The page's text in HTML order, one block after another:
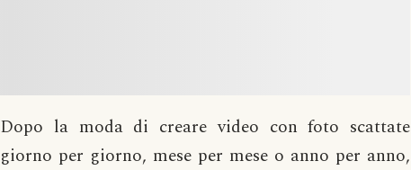
Dopo la moda di creare video con foto scattate
giorno per giorno, mese per mese o anno per anno,